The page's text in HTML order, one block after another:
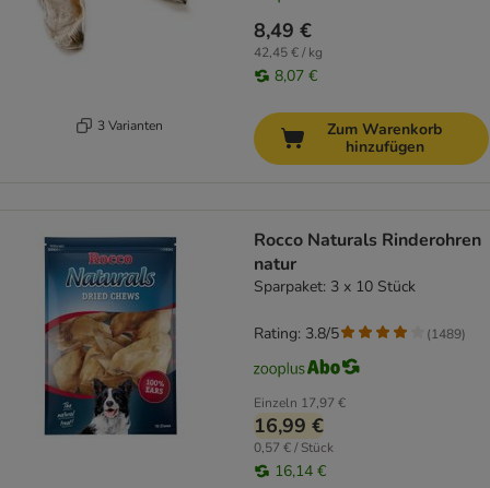
3 Varianten
8,49 €
42,45 € / kg
8,07 €
Zum Warenkorb
hinzufügen
Rocco Naturals Rinderohren
natur
Sparpaket: 3 x 10 Stück
Einzeln 17,97 €
16,99 €
0,57 € / Stück
16,14 €
Rating: 3.8/5 (1489)